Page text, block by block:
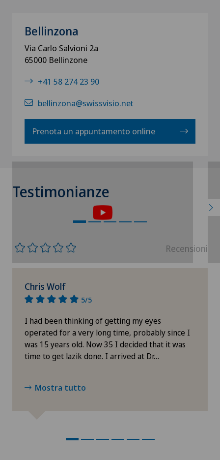
Bellinzona
Via Carlo Salvioni 2a
65000 Bellinzone
+41 58 274 23 90
bellinzona@swissvisio.net
Prenota un appuntamento online
Testimonianze
Per poter visualizzare questo contenuto,
è necessario accettare l’utilizzo di
cookies.
Si prega di attivare l’opzione corrispondente
Impostazioni Cookies Recensioni
Chris Wolf
5/5
I had been thinking of getting my eyes
operated for a very long time, probably since I
was 15 years old. Now 35 I decided that it was
time to get lazik done. I arrived at Dr…
Mostra tutto